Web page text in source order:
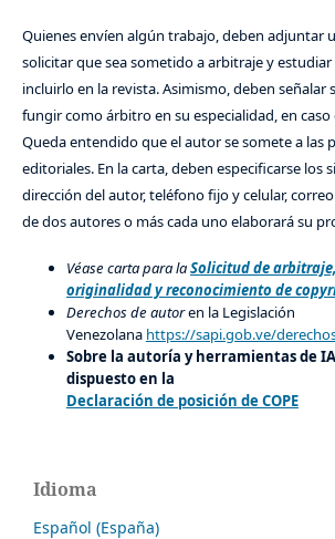
Quienes envíen algún trabajo, deben adjuntar
solicitar que sea sometido a arbitraje y
incluirlo en la revista. Asimismo, deben señalar
fungir como árbitro en su especialidad, en
Queda entendido que el autor se somete a las
editoriales. En la carta, deben especificarse los
dirección del autor, teléfono fijo y celular,
de dos autores o más cada uno elaborará su
Véase carta para laSolicitud de
originalidad y reconocimiento de
Derechos de autoren la Legislación
Venezolana https://sapi.gob.ve/
Sobre la autoría y herramientas de
dispuesto en la
Declaración de posición de COPE
Idioma
Español (España)